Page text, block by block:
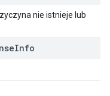
nie istnieje lub
Info